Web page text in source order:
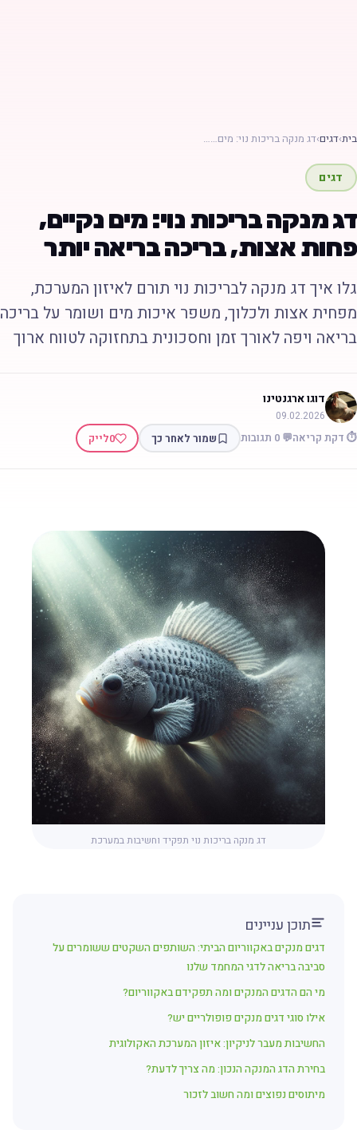
›דגים›דג מנקה בריכות נוי: מים……
דגים
מנקה בריכות נוי: מים נקיים,
אצות, בריכה בריאה יותר
איך דג מנקה לבריכות נוי תורם לאיזון המערכת,
אצות ולכלוך, משפר איכות מים ושומר על בריכה
ויפה לאורך זמן וחסכונית בתחזוקה לטווח ארוך
דוגו ארגנטינו
09.02.2026
דקת קריאה💬 0 תגובות שמור לאחר כך 0לייק
דג מנקה בריכות נוי תפקיד וחשיבות במערכת
תוכן עניינים
דגים מנקים באקווריום הביתי: השותפים השקטים ששומרים על
סביבה בריאה לדגי המחמד שלנו
מי הם הדגים המנקים ומה תפקידם באקווריום?
אילו סוגי דגים מנקים פופולריים יש?
החשיבות מעבר לניקיון: איזון המערכת האקולוגית
בחירת הדג המנקה הנכון: מה צריך לדעת?
מיתוסים נפוצים ומה חשוב לזכור